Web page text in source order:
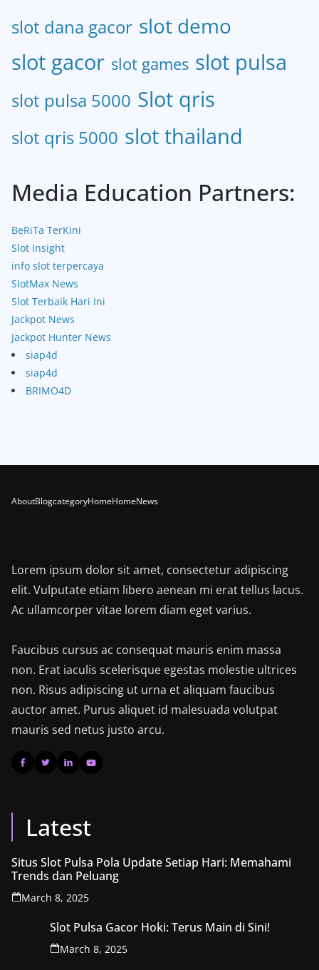
slot dana gacor slot demo
slot gacor slot games slot pulsa
slot pulsa 5000 Slot qris
slot qris 5000 slot thailand
Media Education Partners:
BeRiTa TerKini
Slot Insight
info slot terpercaya
SlotMax News
Slot Terbaik Hari Ini
Jackpot News
Jackpot Hunter News
siap4d
siap4d
BRIMO4D
AboutBlogcategoryHomeHomeNews
Lorem ipsum dolor sit amet, consectetur adipiscing
elit. Vulputate etiam libero aenean mi erat tellus lacus.
Ac ullamcorper vitae lorem diam eget varius.
Faucibus cursus ac consequat mauris enim massa
non. Erat iaculis scelerisque egestas molestie ultrices
non. Risus adipiscing ut urna et aliquam faucibus
auctor amet. Purus aliquet id malesuada volutpat
mauris sed netus justo arcu.
Latest
Situs Slot Pulsa Pola Update Setiap Hari: Memahami
Trends dan Peluang
March 8, 2025
Slot Pulsa Gacor Hoki: Terus Main di Sini!
March 8, 2025